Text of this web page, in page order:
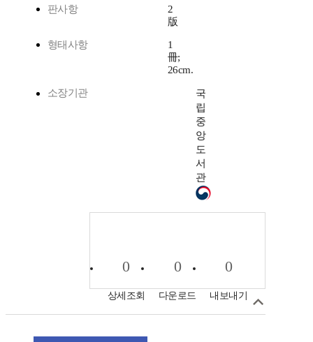
판사항
2
版
형태사항
1
冊;
26cm.
소장기관
국
립
중
앙
도
서
관
0
상세조회
0
다운로드
0
내보내기